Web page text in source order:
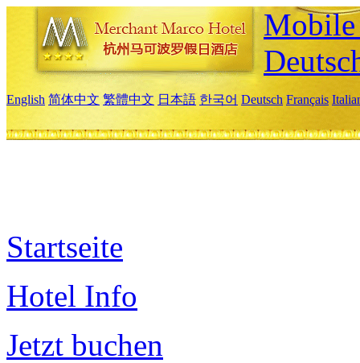
English 简体中文 繁體中文 日本語 한국어 Deutsch Français
Startseite
Hotel Info
Jetzt buchen